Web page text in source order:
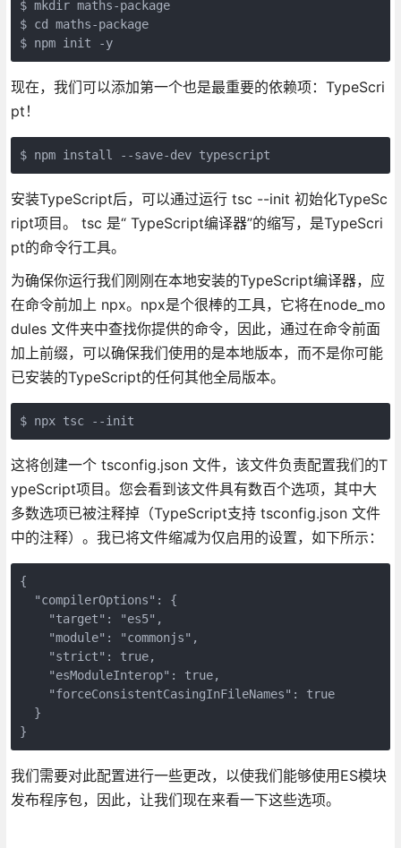
$ mkdir maths-package
$ cd maths-package
$ npm init -y
现在，我们可以添加第一个也是最重要的依赖项：TypeScri
pt！
$ npm install --save-dev typescript
安装TypeScript后，可以通过运行 tsc --init 初始化TypeSc
ript项目。 tsc 是“ TypeScript编译器”的缩写，是TypeScri
pt的命令行工具。
为确保你运行我们刚刚在本地安装的TypeScript编译器，应
在命令前加上 npx。npx是个很棒的工具，它将在node_mo
dules 文件夹中查找你提供的命令，因此，通过在命令前面
加上前缀，可以确保我们使用的是本地版本，而不是你可能
已安装的TypeScript的任何其他全局版本。
$ npx tsc --init
这将创建一个 tsconfig.json 文件，该文件负责配置我们的T
ypeScript项目。您会看到该文件具有数百个选项，其中大
多数选项已被注释掉（TypeScript支持 tsconfig.json 文件
中的注释）。我已将文件缩减为仅启用的设置，如下所示：
{
  "compilerOptions": {
    "target": "es5",
    "module": "commonjs",
    "strict": true,
    "esModuleInterop": true,
    "forceConsistentCasingInFileNames": true
  }
}
我们需要对此配置进行一些更改，以使我们能够使用ES模块
发布程序包，因此，让我们现在来看一下这些选项。